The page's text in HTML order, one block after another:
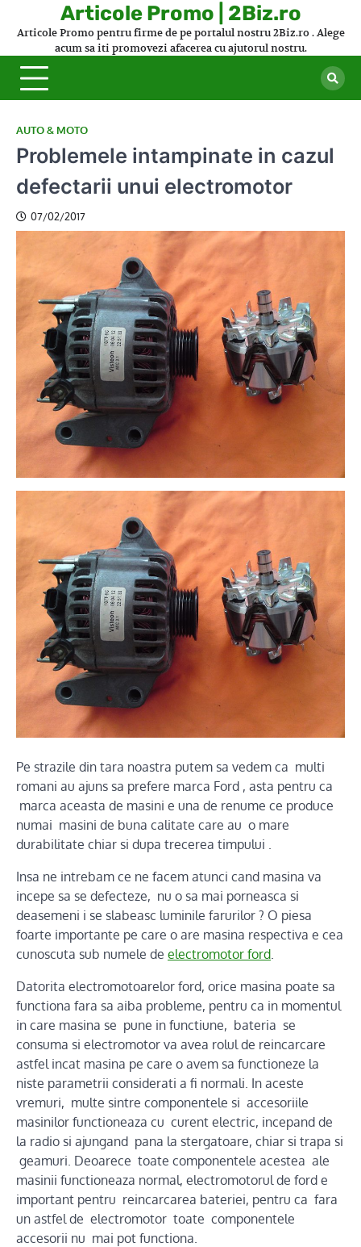
Articole Promo | 2Biz.ro
Articole Promo pentru firme de pe portalul nostru 2Biz.ro . Alege
acum sa iti promovezi afacerea cu ajutorul nostru.
AUTO & MOTO
Problemele intampinate in cazul
defectarii unui electromotor
07/02/2017
Pe strazile din tara noastra putem sa vedem ca multi
romani au ajuns sa prefere marca Ford , asta pentru ca
marca aceasta de masini e una de renume ce produce
numai masini de buna calitate care au o mare
durabilitate chiar si dupa trecerea timpului .
Insa ne intrebam ce ne facem atunci cand masina va
incepe sa se defecteze, nu o sa mai porneasca si
deasemeni i se slabeasc luminile farurilor ? O piesa
foarte importante pe care o are masina respectiva e cea
cunoscuta sub numele de electromotor ford.
Datorita electromotoarelor ford, orice masina poate sa
functiona fara sa aiba probleme, pentru ca in momentul
in care masina se pune in functiune, bateria se
consuma si electromotor va avea rolul de reincarcare
astfel incat masina pe care o avem sa functioneze la
niste parametrii considerati a fi normali. In aceste
vremuri, multe sintre componentele si accesoriile
masinilor functioneaza cu curent electric, incepand de
la radio si ajungand pana la stergatoare, chiar si trapa si
geamuri. Deoarece toate componentele acestea ale
masinii functioneaza normal, electromotorul de ford e
important pentru reincarcarea bateriei, pentru ca fara
un astfel de electromotor toate componentele
accesorii nu mai pot functiona.